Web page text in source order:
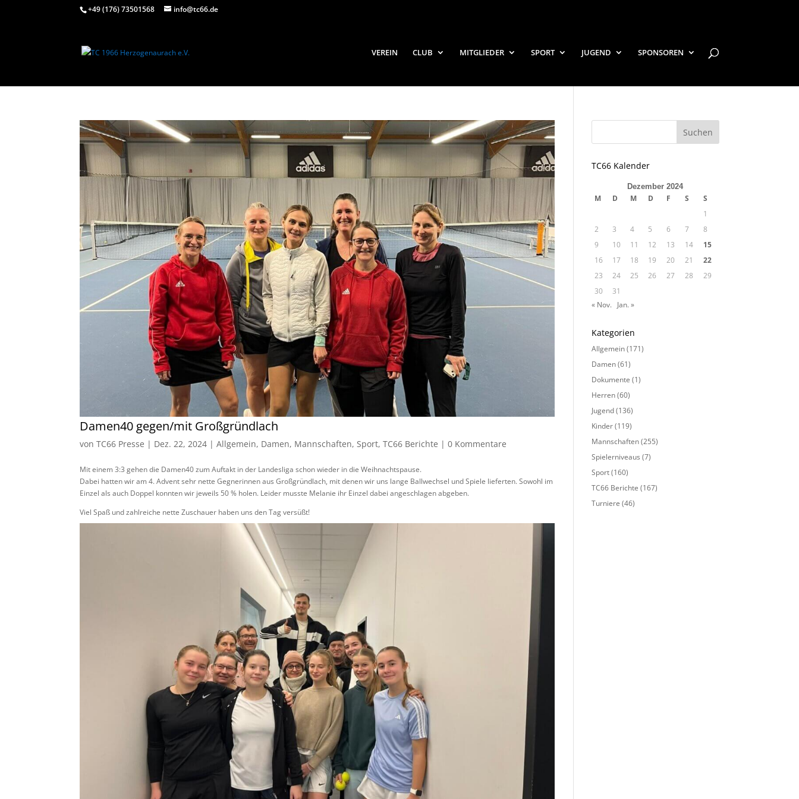
+49 (176) 73501568 info@tc66.de
VEREIN CLUB MITGLIEDER SPORT JUGEND SPONSOREN
Damen40 gegen/mit Großgründlach
vonTC66 Presse | Dez. 22, 2024 |Allgemein, Damen, Mannschaften,Sport,TC66 Berichte |0 Kommentare
Mit einem 3:3 gehen die Damen40 zum Auftakt in der Landesliga schon wieder in die Weihnachtspause.
Dabei hatten wir am 4. Advent sehr nette Gegnerinnen aus Großgründlach, mit denen wir uns lange Ballwechsel und Spiele lieferten. Sowohl im
Einzel als auch Doppel konnten wir jeweils 50 % holen. Leider musste Melanie ihr Einzel dabei angeschlagen abgeben.
Viel Spaß und zahlreiche nette Zuschauer haben uns den Tag versüßt!
TC66 Kalender
Dezember 2024
M D M D F S
S
1
2
3 4 5 6 7
8
9
10 11 12 13 14
15
16
17 18 19 20 21
22
23
24 25 26 27 28
29
30
31
« Nov. Jan. »
Kategorien
Allgemein(171)
Damen(61)
Dokumente (1)
Herren(60)
Jugend(136)
Kinder(119)
Mannschaften(255)
Spielerniveaus (7)
Sport(160)
TC66 Berichte (167)
Turniere (46)